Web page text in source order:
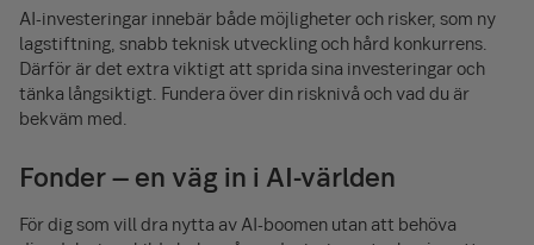
AI-investeringar innebär både möjligheter och risker, som ny
lagstiftning, snabb teknisk utveckling och hård konkurrens.
Därför är det extra viktigt att sprida sina investeringar och
tänka långsiktigt. Fundera över din risknivå och vad du är
bekväm med.
Fonder – en väg in i AI-världen
För dig som vill dra nytta av AI-boomen utan att behöva